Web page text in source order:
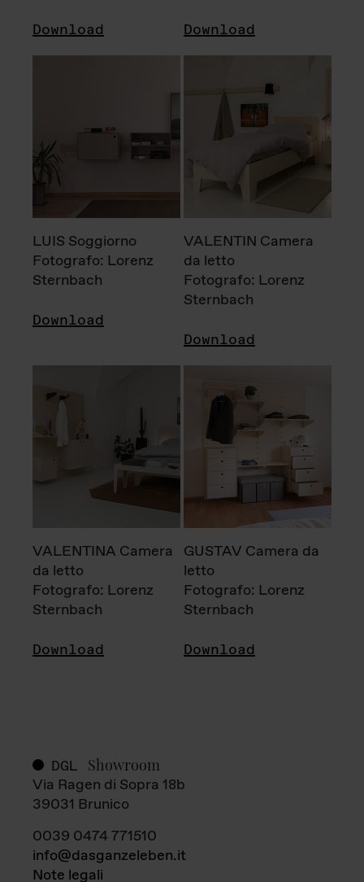
Download Download
LUIS Soggiorno
Fotografo: Lorenz
Sternbach
Download
VALENTIN Camera
da letto
Fotografo: Lorenz
Sternbach
Download
VALENTINA Camera
da letto
Fotografo: Lorenz
Sternbach
Download
GUSTAV Camera da
letto
Fotografo: Lorenz
Sternbach
Download
DGL Showroom
Via Ragen di Sopra 18b
39031 Brunico
0039 0474 771510
info@dasganzeleben.it
Note legali